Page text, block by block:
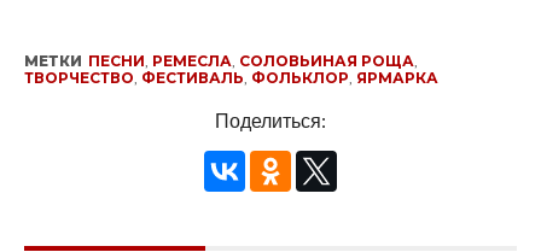
МЕТКИ ПЕСНИ РЕМЕСЛА СОЛОВЬИНАЯ РОЩА
ТВОРЧЕСТВО ФЕСТИВАЛЬ ФОЛЬКЛОР ЯРМАРКА
Поделиться: